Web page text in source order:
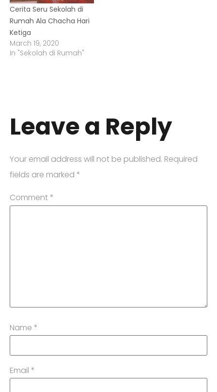
Cerita Seru Sekolah di
Rumah Ala Chacha Hari
Ketiga
March 19, 2020
In "Sekolah di Rumah"
Leave a Reply
Your email address will not be published. Required
fields are marked *
Comment *
Name *
Email *